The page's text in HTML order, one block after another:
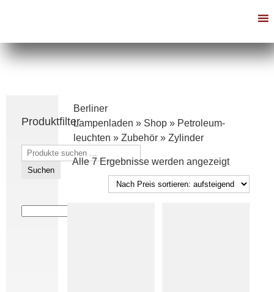
Produktfilter
Suchen
nach:
Suchen
Berliner
Lampenladen » Shop» Petroleum­
leuchten » Zubehör» Zylinder
Alle 7 Ergebnisse werden angezeigtNach
Preis
sortiert: